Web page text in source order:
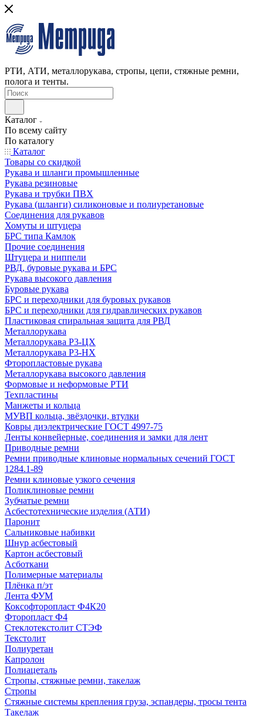
РТИ, АТИ, металлорукава, стропы, цепи, стяжные ремни,
полога и тенты.
Каталог
По всему сайту
По каталогу
Каталог
Товары со скидкой
Рукава и шланги промышленные
Рукава резиновые
Рукава и трубки ПВХ
Рукава (шланги) силиконовые и полиуретановые
Соединения для рукавов
Хомуты и штуцера
БРС типа Камлок
Прочие соединения
Штуцера и ниппели
РВД, буровые рукава и БРС
Рукава высокого давления
Буровые рукава
БРС и переходники для буровых рукавов
БРС и переходники для гидравлических рукавов
Пластиковая спиральная защита для РВД
Металлорукава
Металлорукава Р3-ЦХ
Металлорукава Р3-НХ
Фторопластовые рукава
Металлорукава высокого давления
Формовые и неформовые РТИ
Техпластины
Манжеты и кольца
МУВП кольца, звёздочки, втулки
Ковры диэлектрические ГОСТ 4997-75
Ленты конвейерные, соединения и замки для лент
Приводные ремни
Ремни приводные клиновые нормальных сечений ГОСТ
1284.1-89
Ремни клиновые узкого сечения
Поликлиновые ремни
Зубчатые ремни
Асбестотехнические изделия (АТИ)
Паронит
Сальниковые набивки
Шнур асбестовый
Картон асбестовый
Асботкани
Полимерные материалы
Плёнка п/эт
Лента ФУМ
Коксофторопласт Ф4К20
Фторопласт Ф4
Стеклотекстолит СТЭФ
Текстолит
Полиуретан
Капролон
Полиацеталь
Стропы, стяжные ремни, такелаж
Стропы
Стяжные системы крепления груза, эспандеры, тросы тента
Такелаж